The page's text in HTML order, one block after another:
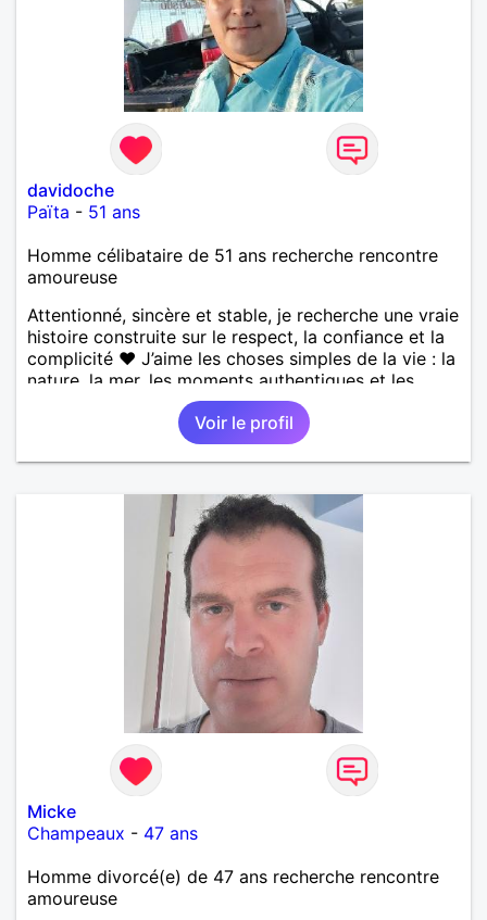
davidoche
Païta - 51 ans
Homme célibataire de 51 ans recherche rencontre
amoureuse
Attentionné, sincère et stable, je recherche une vraie
histoire construite sur le respect, la confiance et la
complicité ❤️ J’aime les choses simples de la vie : la
nature, la mer, les moments authentiques et les
personnes au grand cœur 🌊🌿 Très câlin et
affectueux, j’adore les petits moments de tendresse
et les calinous réguliers 😊❤️ La solitude finit parfois
par peser, alors si tu es en Nouvelle-Calédonie et
temps de discuter… et laissons l’avenir nous guider
Voir le profil
Micke
Champeaux - 47 ans
Homme divorcé(e) de 47 ans recherche rencontre
amoureuse